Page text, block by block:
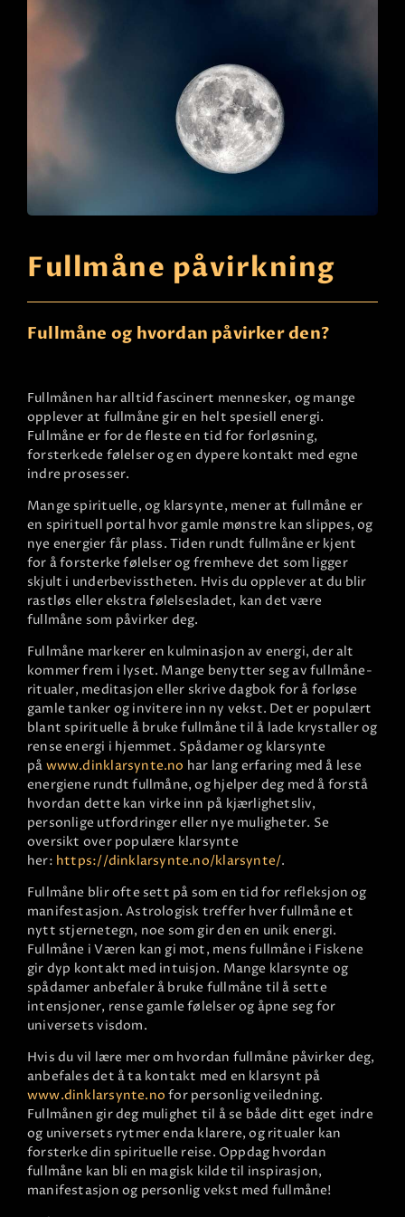
Fullmåne påvirkning
Fullmåne og hvordan påvirker den?
Fullmånen har alltid fascinert mennesker, og mange
opplever at fullmåne gir en helt spesiell energi.
Fullmåne er for de fleste en tid for forløsning,
forsterkede følelser og en dypere kontakt med egne
indre prosesser.​
Mange spirituelle, og klarsynte, mener at fullmåne er
en spirituell portal hvor gamle mønstre kan slippes, og
nye energier får plass. Tiden rundt fullmåne er kjent
for å forsterke følelser og fremheve det som ligger
skjult i underbevisstheten. Hvis du opplever at du blir
rastløs eller ekstra følelsesladet, kan det være
fullmåne som påvirker deg.​
Fullmåne markerer en kulminasjon av energi, der alt
kommer frem i lyset. Mange benytter seg av fullmåne-
ritualer, meditasjon eller skrive dagbok for å forløse
gamle tanker og invitere inn ny vekst. Det er populært
blant spirituelle å bruke fullmåne til å lade krystaller og
rense energi i hjemmet. Spådamer og klarsynte
på www.dinklarsynte.no har lang erfaring med å lese
energiene rundt fullmåne, og hjelper deg med å forstå
hvordan dette kan virke inn på kjærlighetsliv,
personlige utfordringer eller nye muligheter. Se
oversikt over populære klarsynte
her: https://dinklarsynte.no/klarsynte/.​
Fullmåne blir ofte sett på som en tid for refleksjon og
manifestasjon. Astrologisk treffer hver fullmåne et
nytt stjernetegn, noe som gir den en unik energi.
Fullmåne i Væren kan gi mot, mens fullmåne i Fiskene
gir dyp kontakt med intuisjon. Mange klarsynte og
spådamer anbefaler å bruke fullmåne til å sette
intensjoner, rense gamle følelser og åpne seg for
universets visdom.​
Hvis du vil lære mer om hvordan fullmåne påvirker deg,
anbefales det å ta kontakt med en klarsynt på
www.dinklarsynte.no for personlig veiledning.
Fullmånen gir deg mulighet til å se både ditt eget indre
og universets rytmer enda klarere, og ritualer kan
forsterke din spirituelle reise. Oppdag hvordan
fullmåne kan bli en magisk kilde til inspirasjon,
manifestasjon og personlig vekst med fullmåne!